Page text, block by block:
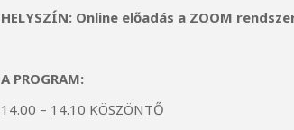
HELYSZÍN: Online előadás a ZOOM
A PROGRAM:
14.00 – 14.10 KÖSZÖNTŐ